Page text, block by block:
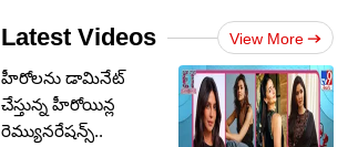
Latest Videos View More
హీరోలను డామినేట్
చేస్తున్న హీరోయిన్ల
రెమ్యునరేషన్స్..